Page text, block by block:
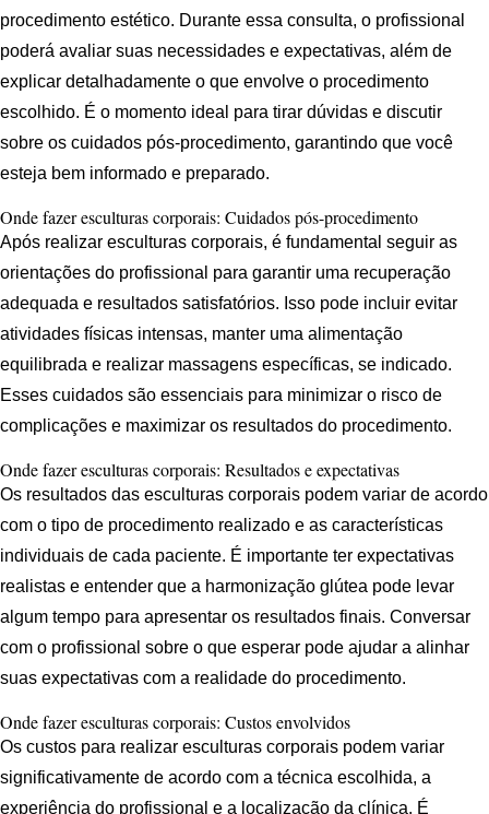
procedimento estético. Durante essa consulta, o profissional
poderá avaliar suas necessidades e expectativas, além de
explicar detalhadamente o que envolve o procedimento
escolhido. É o momento ideal para tirar dúvidas e discutir
sobre os cuidados pós-procedimento, garantindo que você
esteja bem informado e preparado.
Onde fazer esculturas corporais: Cuidados pós-procedimento
Após realizar esculturas corporais, é fundamental seguir as
orientações do profissional para garantir uma recuperação
adequada e resultados satisfatórios. Isso pode incluir evitar
atividades físicas intensas, manter uma alimentação
equilibrada e realizar massagens específicas, se indicado.
Esses cuidados são essenciais para minimizar o risco de
complicações e maximizar os resultados do procedimento.
Onde fazer esculturas corporais: Resultados e expectativas
Os resultados das esculturas corporais podem variar de acordo
com o tipo de procedimento realizado e as características
individuais de cada paciente. É importante ter expectativas
realistas e entender que a harmonização glútea pode levar
algum tempo para apresentar os resultados finais. Conversar
com o profissional sobre o que esperar pode ajudar a alinhar
suas expectativas com a realidade do procedimento.
Onde fazer esculturas corporais: Custos envolvidos
Os custos para realizar esculturas corporais podem variar
significativamente de acordo com a técnica escolhida, a
experiência do profissional e a localização da clínica. É